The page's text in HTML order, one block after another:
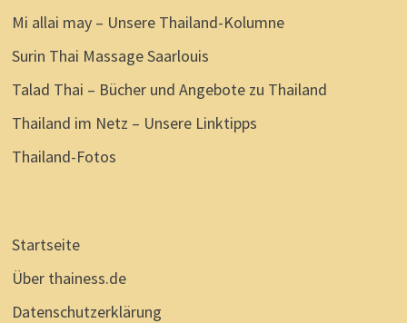
Mi allai may – Unsere Thailand-Kolumne
Surin Thai Massage Saarlouis
Talad Thai – Bücher und Angebote zu Thailand
Thailand im Netz – Unsere Linktipps
Thailand-Fotos
Startseite
Über thainess.de
Datenschutzerklärung